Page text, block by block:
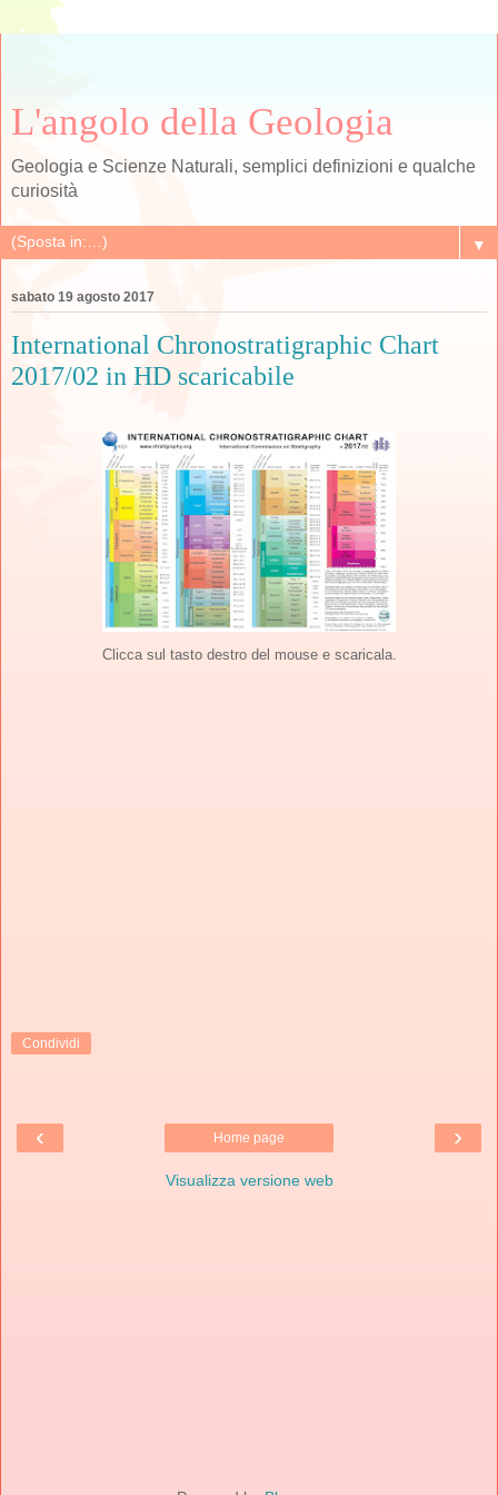
L'angolo della Geologia
Geologia e Scienze Naturali, semplici definizioni e qualche
curiosità
▼
sabato 19 agosto 2017
International Chronostratigraphic Chart
2017/02 in HD scaricabile
Clicca sul tasto destro del mouse e scaricala.
Condividi
‹ ›
Home page
Visualizza versione web